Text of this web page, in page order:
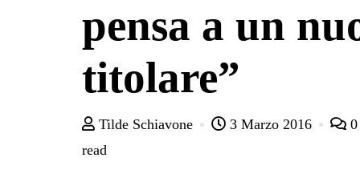
pensa a un
titolare”
Tilde Schiavone 3 Marzo 2016 0
read